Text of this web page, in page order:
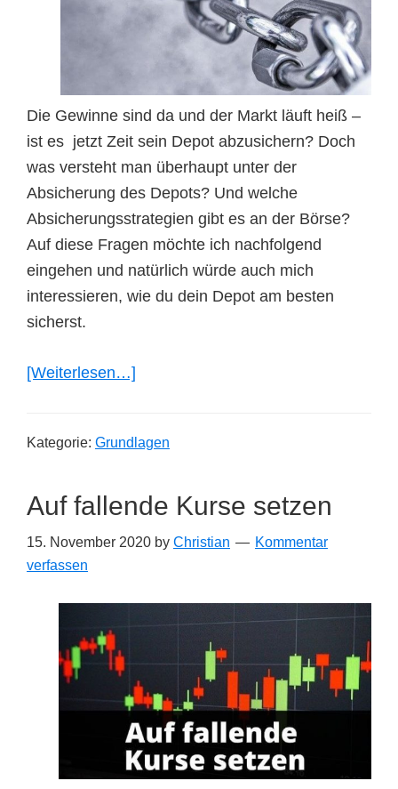
Die Gewinne sind da und der Markt läuft heiß –
ist es jetzt Zeit sein Depot abzusichern? Doch
was versteht man überhaupt unter der
Absicherung des Depots? Und welche
Absicherungsstrategien gibt es an der Börse?
Auf diese Fragen möchte ich nachfolgend
eingehen und natürlich würde auch mich
interessieren, wie du dein Depot am besten
sicherst.
[Weiterlesen…]
so
Kategorie: Grundlagen
Auf fallende Kurse setzen
15. November 2020 by Christian
Kommentar
verfassen